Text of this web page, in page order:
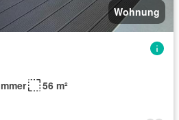
Wohnung
56 m²